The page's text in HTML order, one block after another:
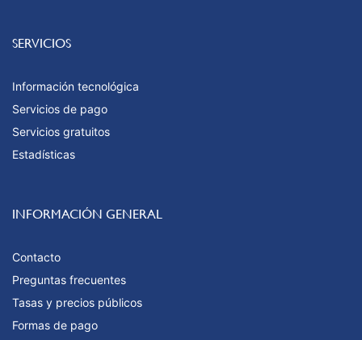
SERVICIOS
Información tecnológica
Servicios de pago
Servicios gratuitos
Estadísticas
INFORMACIÓN GENERAL
Contacto
Preguntas frecuentes
Tasas y precios públicos
Formas de pago